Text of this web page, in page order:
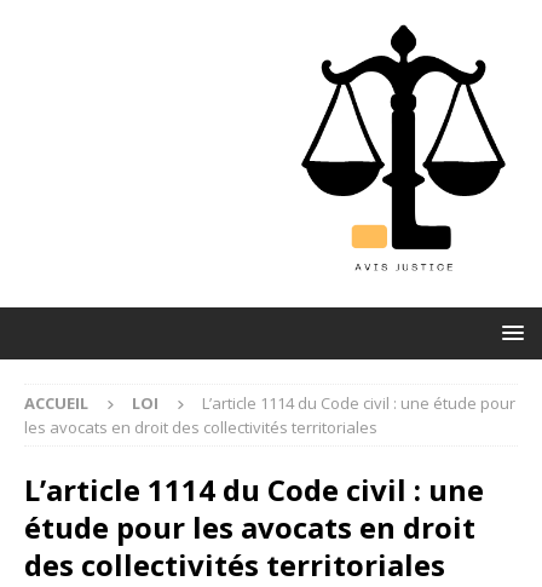
ACCUEIL LOI
L’article 1114 du Code civil : une étude pour
les avocats en droit des collectivités territoriales
L’article 1114 du Code civil : une
étude pour les avocats en droit
des collectivités territoriales